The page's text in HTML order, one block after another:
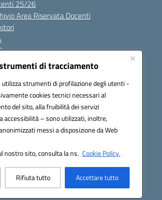
di tracciamento
strumenti di profilazione degli utenti -
cookies tecnici necessari al
del sito, alla fruibilità dei servizi
accessibilità – sono utilizzati, inoltre,
messi a disposizione da Web
nostro sito, consulta la ns. Cookie Policy.
Rifiuta tutto Accettare tutto
25/26
Area Riservata Docenti